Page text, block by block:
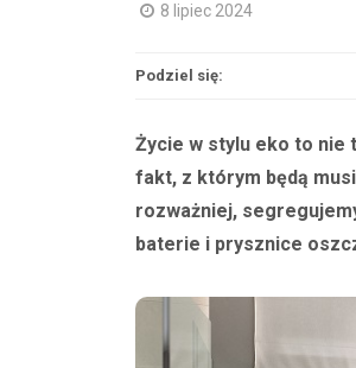
8 lipiec 2024
Podziel się:
Życie w stylu eko to nie
fakt, z którym będą
rozważniej,
baterie i prysznice